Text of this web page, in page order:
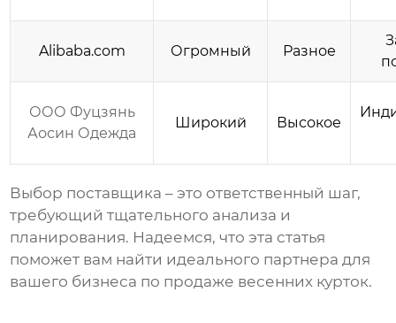
Alibaba.com Огромный Разное
ООО Фуцзянь
Аосин Одежда
Широкий Высокое
Выбор поставщика – это ответственный шаг,
требующий тщательного анализа и
планирования. Надеемся, что эта статья
поможет вам найти идеального партнера для
вашего бизнеса по продаже весенних курток.